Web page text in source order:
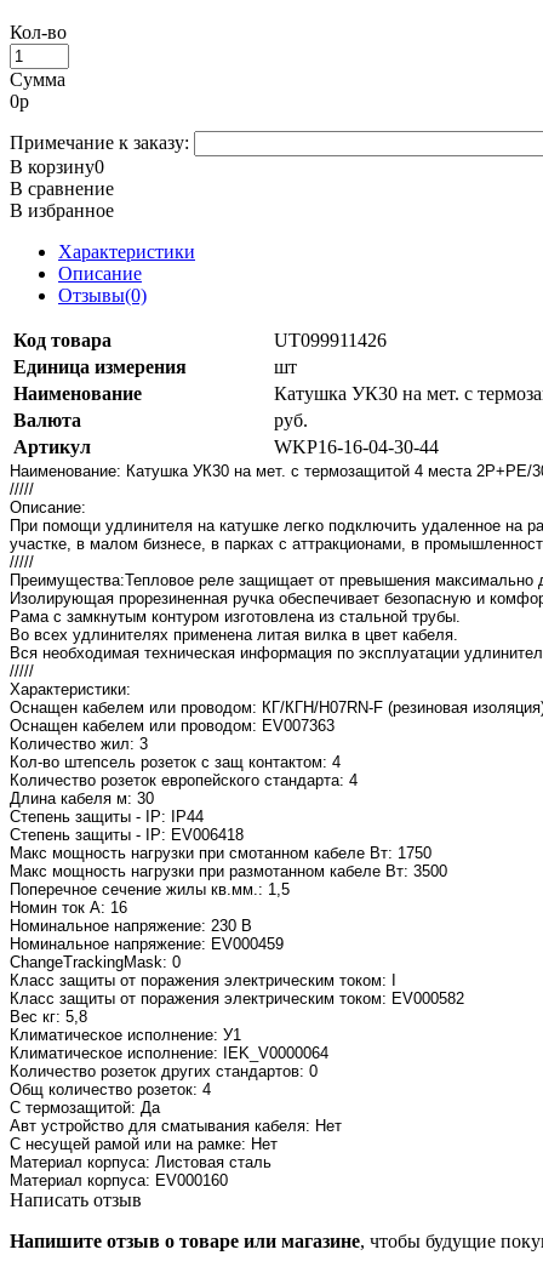
Кол-во
Сумма
0р
Примечание к заказу:
В корзину0
В сравнение
В избранное
Характеристики
Описание
Отзывы(0)
Код товара
UT099911426
Единица измерения
шт
Наименование
Катушка УК30 на мет. с
Валюта
руб.
Артикул
WKP16-16-04-30-44
Наименование: Катушка УК30 на мет. с термозащитой 4 места
/////
Описание:
При помощи удлинителя на катушке легко подключить удаленное на
участке, в малом бизнесе, в парках с аттракционами, в
/////
Преимущества:Тепловое реле защищает от превышения максимально
Изолирующая прорезиненная ручка обеспечивает безопасную и
Рама с замкнутым контуром изготовлена из стальной трубы.
Во всех удлинителях применена литая вилка в цвет кабеля.
Вся необходимая техническая информация по эксплуатации
/////
Характеристики:
Оснащен кабелем или проводом: КГ/КГН/H07RN-F (резиновая
Оснащен кабелем или проводом: EV007363
Количество жил: 3
Кол-во штепсель розеток с защ контактом: 4
Количество розеток европейского стандарта: 4
Длина кабеля м: 30
Степень защиты - IP: IP44
Степень защиты - IP: EV006418
Макс мощность нагрузки при смотанном кабеле Вт: 1750
Макс мощность нагрузки при размотанном кабеле Вт: 3500
Поперечное сечение жилы кв.мм.: 1,5
Номин ток А: 16
Номинальное напряжение: 230 В
Номинальное напряжение: EV000459
ChangeTrackingMask: 0
Класс защиты от поражения электрическим током: I
Класс защиты от поражения электрическим током: EV000582
Вес кг: 5,8
Климатическое исполнение: У1
Климатическое исполнение: IEK_V0000064
Количество розеток других стандартов: 0
Общ количество розеток: 4
С термозащитой: Да
Авт устройство для сматывания кабеля: Нет
С несущей рамой или на рамке: Нет
Материал корпуса: Листовая сталь
Материал корпуса: EV000160
Написать отзыв
Напишите отзыв о товаре или магазине, чтобы будущие